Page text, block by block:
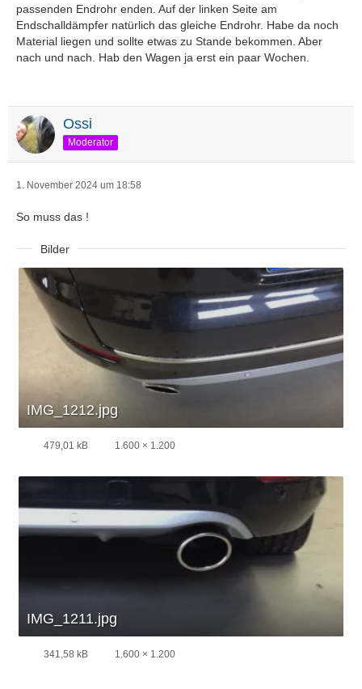
passenden Endrohr enden. Auf der linken Seite am
Endschalldämpfer natürlich das gleiche Endrohr. Habe da noch
Material liegen und sollte etwas zu Stande bekommen. Aber
nach und nach. Hab den Wagen ja erst ein paar Wochen.
Ossi
Moderator
1. November 2024 um 18:58
So muss das !
Bilder
IMG_1212.jpg
479,01 kB 1.600 × 1.200
IMG_1211.jpg
341,58 kB 1.600 × 1.200